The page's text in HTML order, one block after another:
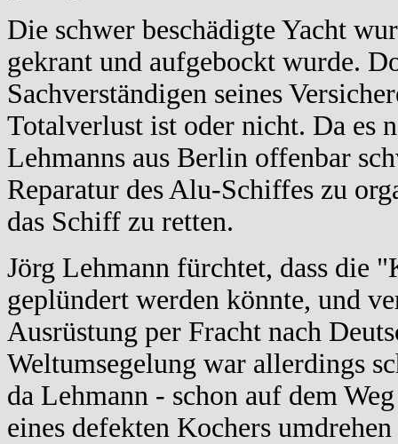
Die schwer beschädigte Yacht
gekrant und aufgebockt wurde.
Sachverständigen seines
Totalverlust ist oder nicht. Da es
Lehmanns aus Berlin offenbar
Reparatur des Alu-Schiffes zu
das Schiff zu retten.
Jörg Lehmann fürchtet, dass die
geplündert werden könnte, und
Ausrüstung per Fracht nach
Weltumsegelung war allerdings
da Lehmann - schon auf dem
eines defekten Kochers umdrehen